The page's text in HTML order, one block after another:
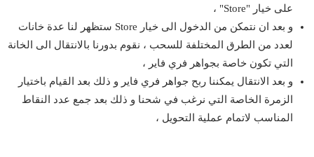
على خيار "Store" ،
و بعد ان نتمكن من الدخول الى خيار Store ستظهر لنا عدة خانات
لعدد من الطرق المختلفة للسحب ، نقوم بدورنا بالانتقال الى الخانة
التي تكون خاصة بجواهر فري فاير ،
و بعد الانتقال يمكننا ربح جواهر فري فاير و ذلك بعد القيام باختيار
الزمرة الخاصة التي نرغب في شحنا و ذلك بعد جمع عدد النقاط
المناسب لاتمام عملية التحويل ،